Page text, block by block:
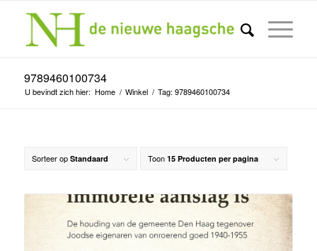
9789460100734
U bevindt zich hier: Home / Winkel / Tag: 9789460100734
Sorteer op Standaard Toon 15 Producten per pagina